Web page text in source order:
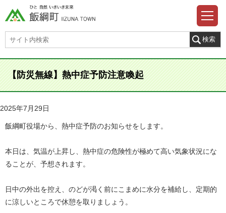
【防災無線】熱中症予防注意喚起
2025年7月29日
飯綱町役場から、熱中症予防のお知らせをします。
本日は、気温が上昇し、熱中症の危険性が極めて高い気象状況にな
ることが、予想されます。
日中の外出を控え、のどが渇く前にこまめに水分を補給し、定期的
に涼しいところで休憩を取りましょう。